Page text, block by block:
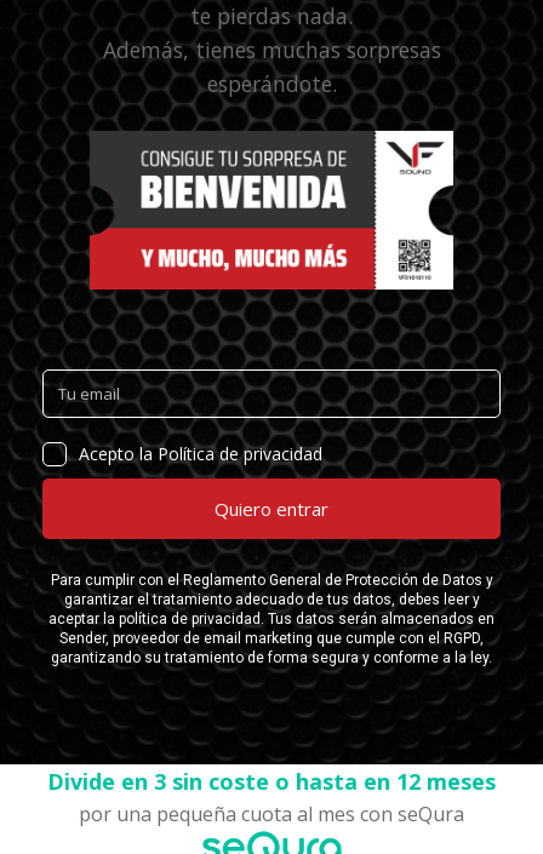
te pierdas nada.
Además, tienes muchas sorpresas
esperándote.
Divide en 3 sin coste o hasta en 12 meses
por una pequeña cuota al mes con seQura